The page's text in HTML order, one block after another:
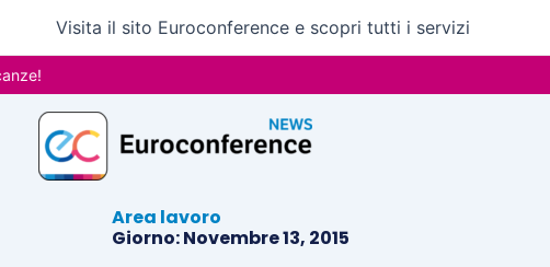
contenuto
Visita il sito Euroconference e scopri tutti i servizi
Area lavoro
Giorno: Novembre 13, 2015